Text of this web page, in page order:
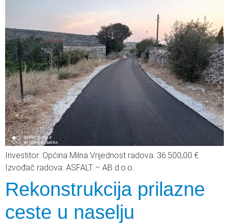
Investitor: Općina Milna Vrijednost radova: 36.500,00 €
Izvođač radova: ASFALT – AB d.o.o.
Rekonstrukcija prilazne
ceste u naselju